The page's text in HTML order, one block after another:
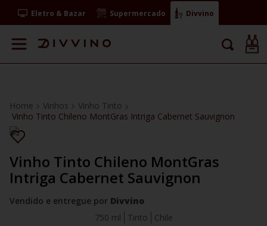
Eletro & Bazar Supermercado Divvino
Vinhos
Vinho Tinto
Vinho Tinto Chileno MontGras Intriga Cabernet Sauvignon
Vinho Tinto Chileno MontGras
Intriga Cabernet Sauvignon
Vendido e entregue por Divvino
Tinto
Chile
750 ml